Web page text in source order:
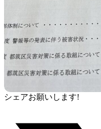
シェアお願いします!